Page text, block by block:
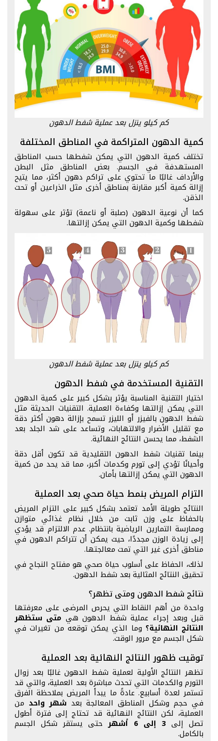
كم كيلو ينزل بعد عملية شفط الدهون
كمية الدهون المتراكمة في المناطق المختلفة
تختلف كمية الدهون التي يمكن شفطها حسب المناطق
المستهدفة في الجسم. بعض المناطق مثل البطن
والأرداف غالبًا ما تحتوي على تراكم دهون أكثر، مما يتيح
إزالة كمية أكبر مقارنة بمناطق أخرى مثل الذراعين أو تحت
الذقن.
كما أن نوعية الدهون (صلبة أو ناعمة) تؤثر على سهولة
شفطها وكمية الدهون التي يمكن إزالتها.
كم كيلو ينزل بعد عملية شفط الدهون
التقنية المستخدمة في شفط الدهون
اختيار التقنية المناسبة يؤثر بشكل كبير على كمية الدهون
التي يمكن إزالتها وكفاءة العملية. التقنيات الحديثة مثل
شفط الدهون بالفيزر أو الليزر تسمح بإزالة دهون أكثر دقة
مع تقليل الأضرار والالتهابات، وتساعد على شد الجلد بعد
الشفط، مما يحسن النتائج النهائية.
بينما تقنيات شفط الدهون التقليدية قد تكون أقل دقة
وأحيانًا تؤدي إلى تورم وكدمات أكبر، مما قد يحد من كمية
الدهون التي يمكن إزالتها بأمان.
التزام المريض بنمط حياة صحي بعد العملية
النتائج طويلة الأمد تعتمد بشكل كبير على التزام المريض
بالحفاظ على وزن ثابت من خلال نظام غذائي متوازن
وممارسة التمارين الرياضية بانتظام. عدم الالتزام قد يؤدي
إلى زيادة الوزن مجددًا، حيث يمكن أن تتراكم الدهون في
مناطق أخرى غير التي تمت معالجتها.
لذلك، الحفاظ على أسلوب حياة صحي هو مفتاح النجاح في
تحقيق النتائج المثالية بعد شفط الدهون.
نتائج شفط الدهون ومتى تظهر؟
واحدة من أهم النقاط التي يحرص المرضى على معرفتها
قبل وبعد إجراء عملية شفط الدهون هي متى ستظهر
النتائج النهائية؟ وما الذي يمكن توقعه من تغيرات في
شكل الجسم مع مرور الوقت.
توقيت ظهور النتائج النهائية بعد العملية
تظهر النتائج الأولية لعملية شفط الدهون غالبًا بعد زوال
التورم والكدمات التي تحدث مباشرة بعد العملية، والتي قد
تستمر لعدة أسابيع. عادةً ما يبدأ المريض بملاحظة الفرق
في حجم وشكل المناطق المعالجة بعد شهر واحد من
العملية، لكن النتائج النهائية قد تحتاج إلى فترة أطول
تصل إلى3 إلى 6 أشهر حتى يستقر شكل الجسم
بالكامل.